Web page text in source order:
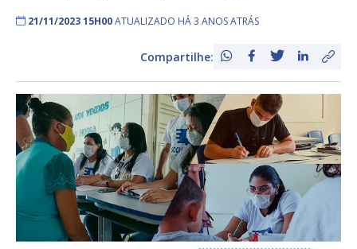
21/11/2023 15H00ATUALIZADO HÁ 3 ANOS ATRÁS
Compartilhe: